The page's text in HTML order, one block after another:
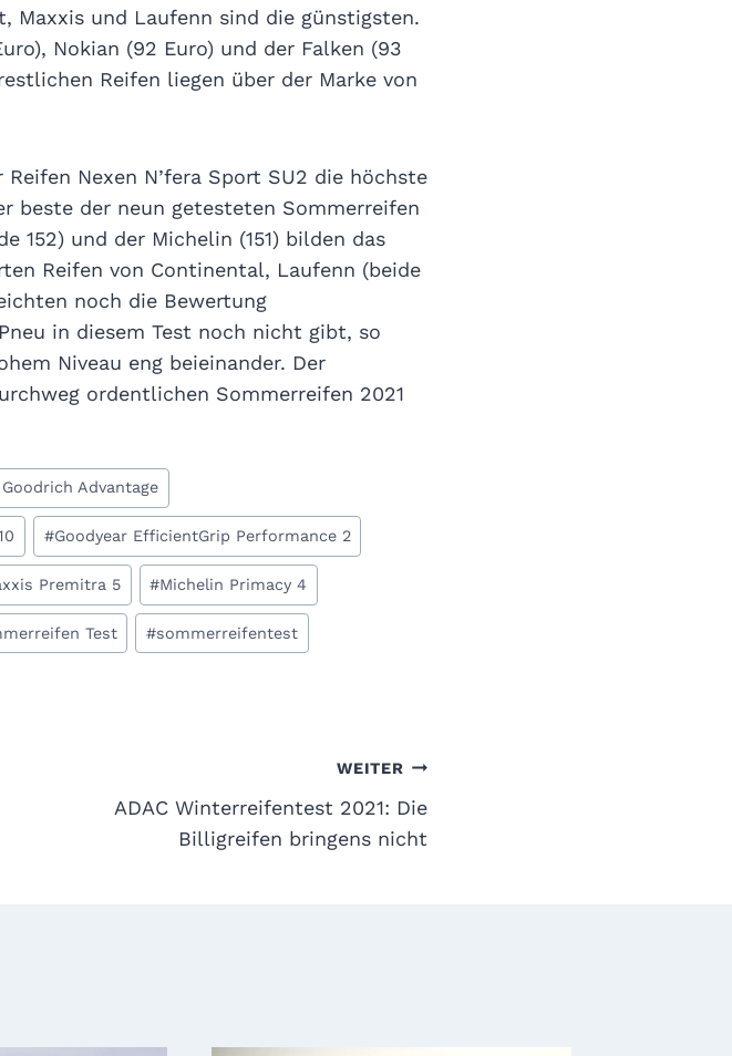
Maxxis und Laufenn sind die günstigsten.
Nokian (92 Euro) und der Falken (93
Reifen liegen über der Marke von
Nexen N’fera Sport SU2 die höchste
beste der neun getesteten Sommerreifen
152) und der Michelin (151) bilden das
Reifen von Continental, Laufenn (beide
noch die Bewertung
in diesem Test noch nicht gibt, so
Niveau eng beieinander. Der
ordentlichen Sommerreifen 2021
Goodrich Advantage
#Goodyear EfficientGrip Performance 2
Premitra 5 #Michelin Primacy 4
Test #sommerreifentest
WEITER
ADAC Winterreifentest 2021: Die
Billigreifen bringens nicht